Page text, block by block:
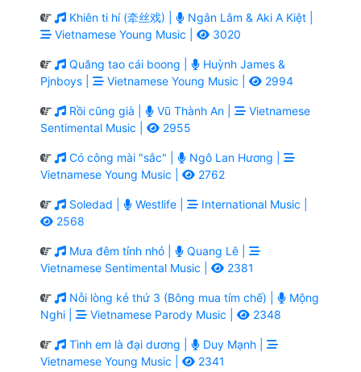
Khiên ti hí (牵丝戏) |
Ngân Lâm & Aki A Kiệt |
Vietnamese Young Music |
3020
Quăng tao cái boong |
Huỳnh James &
Pjnboys |
Vietnamese Young Music | 2994
Rồi cũng già | Vũ Thành An |
Vietnamese
Sentimental Music |
2955
Có công mài "sắc" |
Ngô Lan Hương |
Vietnamese Young Music |
2762
Soledad | Westlife |
International Music |
2568
Mưa đêm tỉnh nhỏ |
Quang Lê |
Vietnamese Sentimental Music |
2381
Nỗi lòng kẻ thứ 3 (Bông mua tím chế) |
Mộng
Nghi |
Vietnamese Parody Music | 2348
Tình em là đại dương |
Duy Mạnh |
Vietnamese Young Music |
2341